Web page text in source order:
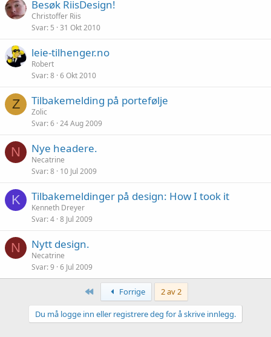
Besøk RiisDesign!
Christoffer Riis
Svar 5 31 Okt 2010
leie-tilhenger.no
Robert
Svar 8 6 Okt 2010
Z Tilbakemelding på portefølje
Zolic
Svar 6 24 Aug 2009
N Nye headere.
Necatrine
Svar 8 10 Jul 2009
K Tilbakemeldinger på design: How I took it
Kenneth Dreyer
Svar 4 8 Jul 2009
N Nytt design.
Necatrine
Svar 9 6 Jul 2009
Først Forrige 2 av 2
Du må logge inn eller registrere deg for å skrive innlegg.